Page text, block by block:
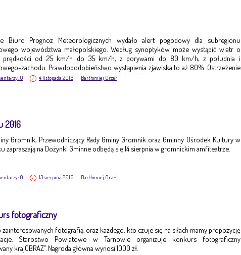
Biuro Prognoz Meteorologicznych wydało alert pogodowy dla subregionu
województwa małopolskiego. Według synoptyków może wystąpić wiatr o
prędkości od 25 km/h do 35 km/h, z porywami do 80 km/h, z południa i
zachodu. Prawdopodobieństwo wystąpienia zjawiska to aż 80%. Ostrzeżenie
o d 2016-11-05 08:00:00 do 2016-11-06 00:00:00. fot. ilustracyjne
0 4 listopada 2016 Bartłomiej Orzeł
2016
Gromnik, Przewodniczący Rady Gminy Gromnik oraz Gminny Ośrodek Kultury w
zapraszają na Dożynki Gminne odbędą się 14 sierpnia w gromnickim amfiteatrze.
0 13 sierpnia 2016 Bartłomiej Orzeł
fotograficzny
zainteresowanych fotografią, oraz każdego, kto czuje się na siłach mamy propozycję
Starostwo Powiatowe w Tarnowie organizuje konkurs fotograficzny
krajOBRAZ”. Nagroda główna wynosi 1000 zł.